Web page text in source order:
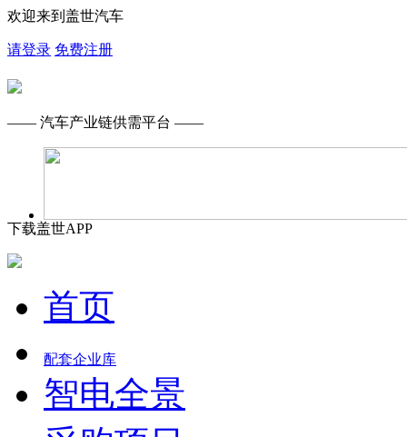
欢迎来到盖世汽车
请登录 免费注册
—— 汽车产业链供需平台 ——
下载盖世APP
首页
配套企业库
智电全景